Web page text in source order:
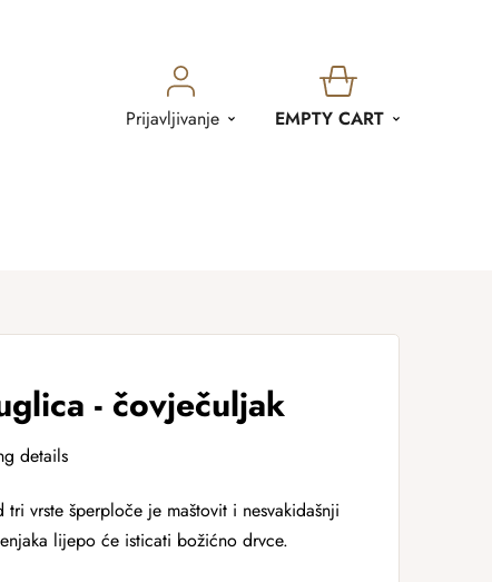
Prijavljivanje
SHOPPING
EMPTY CART
- čovječuljak
details
vrste šperploče je maštovit i nesvakidašnji
lijepo će isticati božićno drvce.